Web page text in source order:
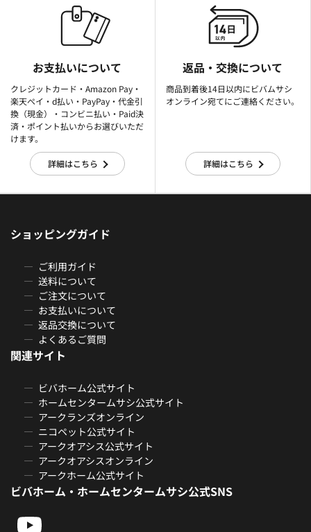
お支払いについて
クレジットカード・Amazon Pay・
楽天ぺイ・d払い・PayPay・代金引
換（現金）・コンビニ払い・Paid決
済・ポイント払いからお選びいただ
けます。
詳細はこちら
返品・交換について
商品到着後14日以内にビバムサシ
オンライン宛てにご連絡ください。
詳細はこちら
ショッピングガイド
ご利用ガイド
送料について
ご注文について
お支払いについて
返品交換について
よくあるご質問
関連サイト
ビバホーム公式サイト
ホームセンタームサシ公式サイト
アークランズオンライン
ニコペット公式サイト
アークオアシス公式サイト
アークオアシスオンライン
アークホーム公式サイト
ビバホーム・ホームセンタームサシ公式SNS